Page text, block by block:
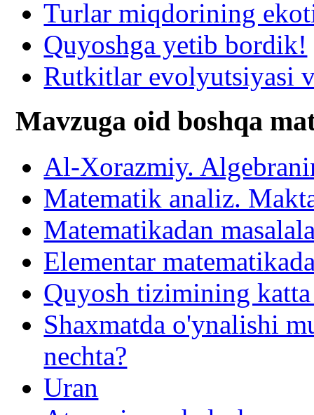
Turlar miqdorining
Quyoshga yetib bordik!
Rutkitlar evolyutsiyasi
Mavzuga oid boshqa
Al-Xorazmiy.
Matematik analiz.
Matematikadan
Elementar
Quyosh tizimining
Shaxmatda o'ynalishi
nechta?
Uran